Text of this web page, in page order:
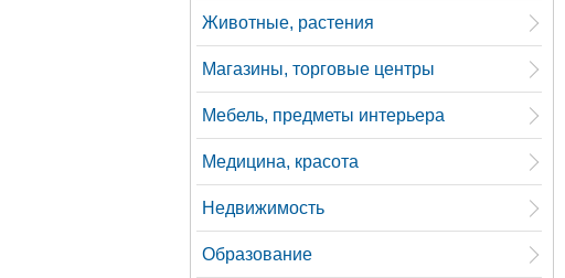
Животные, растения
Магазины, торговые центры
Мебель, предметы интерьера
Медицина, красота
Недвижимость
Образование